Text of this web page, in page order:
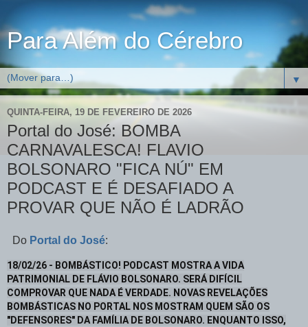
Para Além do Cérebro
▼
QUINTA-FEIRA, 19 DE FEVEREIRO DE 2026
Portal do José: BOMBA
CARNAVALESCA! FLAVIO
BOLSONARO "FICA NÚ" EM
PODCAST E É DESAFIADO A
PROVAR QUE NÃO É LADRÃO
Do Portal do José:
18/02/26 - BOMBÁSTICO! PODCAST MOSTRA A VIDA
PATRIMONIAL DE FLÁVIO BOLSONARO. SERÁ DIFÍCIL
COMPROVAR QUE NADA É VERDADE. NOVAS REVELAÇÕES
BOMBÁSTICAS NO PORTAL NOS MOSTRAM QUEM SÃO OS
"DEFENSORES" DA FAMÍLIA DE BOLSONARO. ENQUANTO ISSO,